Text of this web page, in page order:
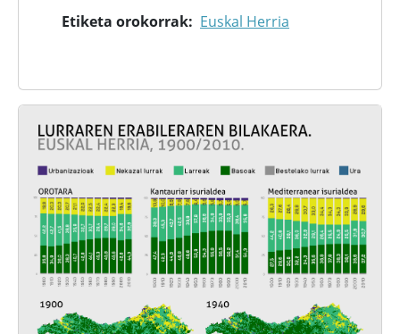
Etiketa orokorrak Euskal Herria